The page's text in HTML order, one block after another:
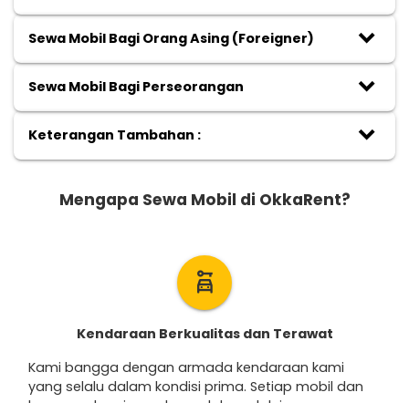
Sewa Mobil Bagi Orang Asing (Foreigner) keyboard_arrow_down
Sewa Mobil Bagi Perseorangan keyboard_arrow_down
Keterangan Tambahan : keyboard_arrow_down
Mengapa Sewa Mobil di OkkaRent?
car_rental
Kendaraan Berkualitas dan Terawat
Kami bangga dengan armada kendaraan kami
yang selalu dalam kondisi prima. Setiap mobil dan